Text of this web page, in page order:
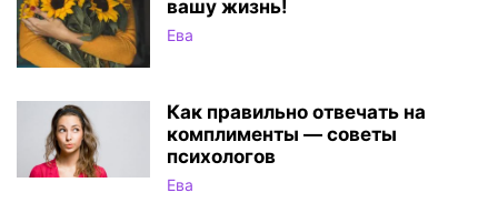
вашу жизнь!
Ева
Как правильно отвечать на
комплименты — советы
психологов
Ева